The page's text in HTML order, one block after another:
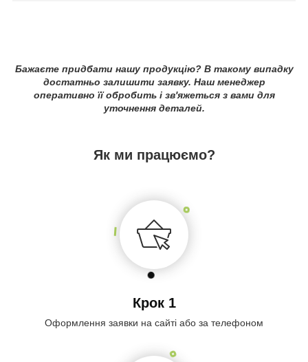
Бажаєте придбати нашу продукцію? В такому випадку
достатньо залишити заявку. Наш менеджер
оперативно її обробить і зв'яжеться з вами для
уточнення деталей.
Як ми працюємо?
Крок 1
Оформлення заявки на сайті або за телефоном